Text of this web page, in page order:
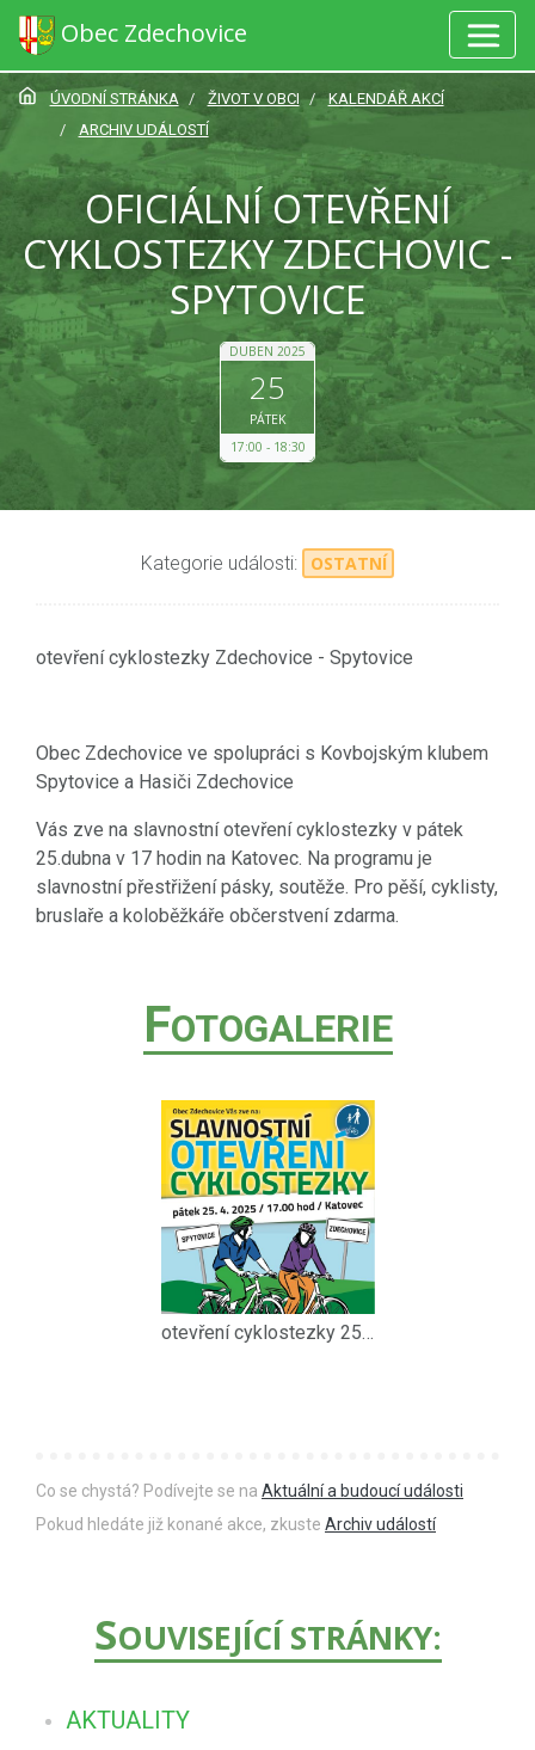
Obec Zdechovice
ÚVODNÍ STRÁNKA ŽIVOT V OBCI
KALENDÁŘ AKCÍ
ARCHIV UDÁLOSTÍ
OFICIÁLNÍ OTEVŘENÍ
CYKLOSTEZKY ZDECHOVIC -
SPYTOVICE
DUBEN 2025
25
PÁTEK
17:00
18:30
Kategorie události: OSTATNÍ
otevření cyklostezky Zdechovice - Spytovice
Obec Zdechovice ve spolupráci s Kovbojským klubem
Spytovice a Hasiči Zdechovice
Vás zve na slavnostní otevření cyklostezky v pátek
25.dubna v 17 hodin na Katovec. Na programu je
slavnostní přestřižení pásky, soutěže. Pro pěší, cyklisty,
bruslaře a koloběžkáře občerstvení zdarma.
FOTOGALERIE
otevření cyklostezky 25.4.2025
Co se chystá? Podívejte se na Aktuální a budoucí události
Pokud hledáte již konané akce, zkuste Archiv událostí
SOUVISEJÍCÍ STRÁNKY:
AKTUALITY